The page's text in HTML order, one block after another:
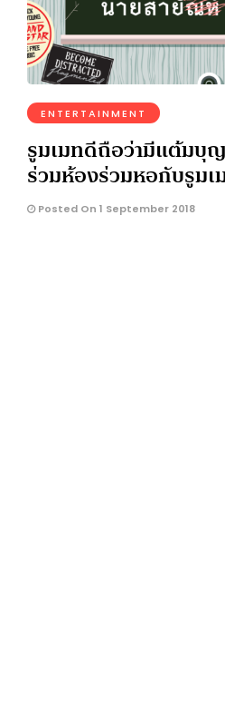
ENTERTAINMENT
รูมเมทดีถือว่ามีแต้มบุ
ร่วมห้องร่วมหอกับรูมเ
Posted On 1 September 2018